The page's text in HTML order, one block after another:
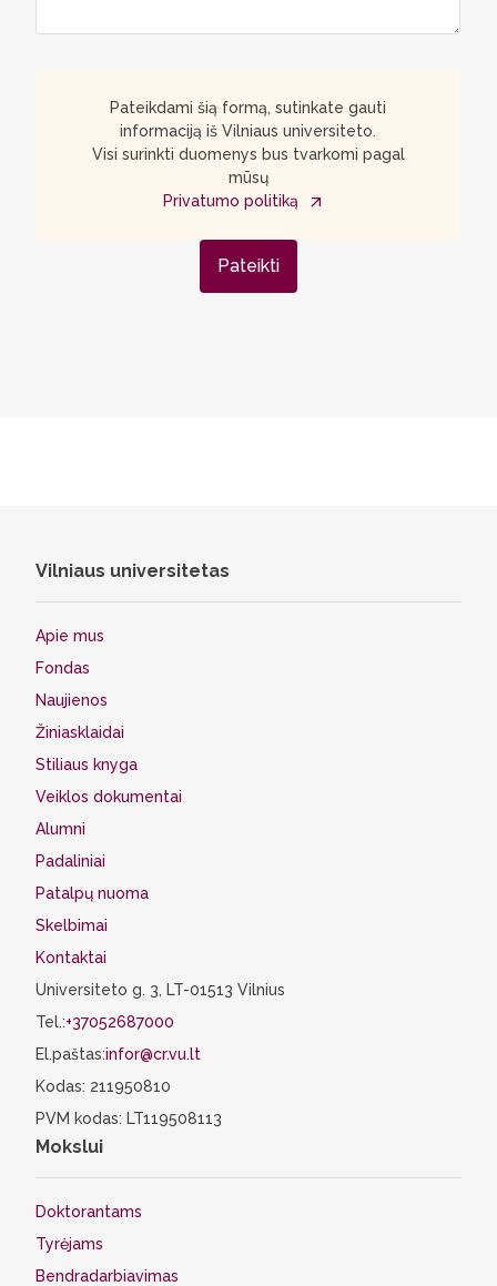
Pateikdami šią formą, sutinkate gauti
informaciją iš Vilniaus universiteto.
Visi surinkti duomenys bus tvarkomi pagal
mūsų
Privatumo politiką
Pateikti
Vilniaus universitetas
Apie mus
Fondas
Naujienos
Žiniasklaidai
Stiliaus knyga
Veiklos dokumentai
Alumni
Padaliniai
Patalpų nuoma
Skelbimai
Kontaktai
Universiteto g. 3, LT-01513 Vilnius
Tel.:+37052687000
El.paštas:infor@cr.vu.lt
Kodas: 211950810
PVM kodas: LT119508113
Mokslui
Doktorantams
Tyrėjams
Bendradarbiavimas